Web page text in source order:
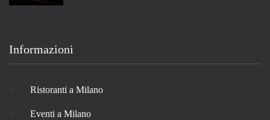
Informazioni
Ristoranti a Milano
Eventi a Milano